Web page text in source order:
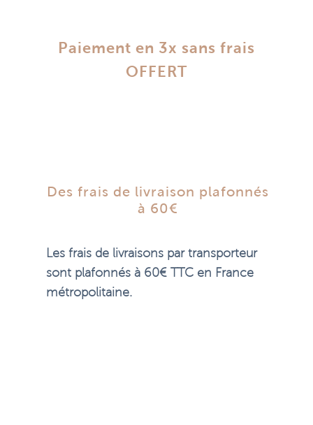
Paiement en 3x sans frais
OFFERT
Des frais de livraison plafonnés
à 60€
Les frais de livraisons par transporteur
sont plafonnés à 60€ TTC en France
métropolitaine.